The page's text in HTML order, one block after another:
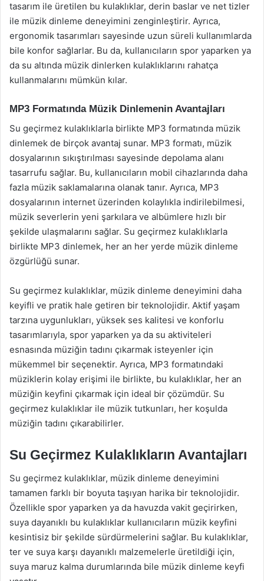
tasarım ile üretilen bu kulaklıklar, derin baslar ve net tizler
ile müzik dinleme deneyimini zenginleştirir. Ayrıca,
ergonomik tasarımları sayesinde uzun süreli kullanımlarda
bile konfor sağlarlar. Bu da, kullanıcıların spor yaparken ya
da su altında müzik dinlerken kulaklıklarını rahatça
kullanmalarını mümkün kılar.
MP3 Formatında Müzik Dinlemenin Avantajları
Su geçirmez kulaklıklarla birlikte MP3 formatında müzik
dinlemek de birçok avantaj sunar. MP3 formatı, müzik
dosyalarının sıkıştırılması sayesinde depolama alanı
tasarrufu sağlar. Bu, kullanıcıların mobil cihazlarında daha
fazla müzik saklamalarına olanak tanır. Ayrıca, MP3
dosyalarının internet üzerinden kolaylıkla indirilebilmesi,
müzik severlerin yeni şarkılara ve albümlere hızlı bir
şekilde ulaşmalarını sağlar. Su geçirmez kulaklıklarla
birlikte MP3 dinlemek, her an her yerde müzik dinleme
özgürlüğü sunar.
Su geçirmez kulaklıklar, müzik dinleme deneyimini daha
keyifli ve pratik hale getiren bir teknolojidir. Aktif yaşam
tarzına uygunlukları, yüksek ses kalitesi ve konforlu
tasarımlarıyla, spor yaparken ya da su aktiviteleri
esnasında müziğin tadını çıkarmak isteyenler için
mükemmel bir seçenektir. Ayrıca, MP3 formatındaki
müziklerin kolay erişimi ile birlikte, bu kulaklıklar, her an
müziğin keyfini çıkarmak için ideal bir çözümdür. Su
geçirmez kulaklıklar ile müzik tutkunları, her koşulda
müziğin tadını çıkarabilirler.
Su Geçirmez Kulaklıkların Avantajları
Su geçirmez kulaklıklar, müzik dinleme deneyimini
tamamen farklı bir boyuta taşıyan harika bir teknolojidir.
Özellikle spor yaparken ya da havuzda vakit geçirirken,
suya dayanıklı bu kulaklıklar kullanıcıların müzik keyfini
kesintisiz bir şekilde sürdürmelerini sağlar. Bu kulaklıklar,
ter ve suya karşı dayanıklı malzemelerle üretildiği için,
suya maruz kalma durumlarında bile müzik dinleme keyfi